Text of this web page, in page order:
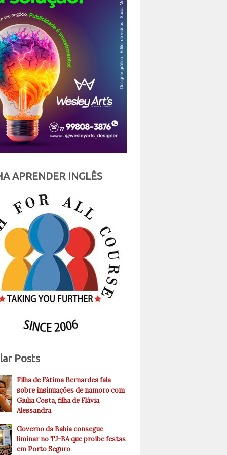
APRENDER INGLÊS
Posts
Filha de Fátima Bernardes fala
sobre insinuações de namoro com
Giulia Costa, filha de Flávia
Alessandra
Governo da Bahia consegue
liminar no TJ-BA que proíbe festas
em Porto Seguro